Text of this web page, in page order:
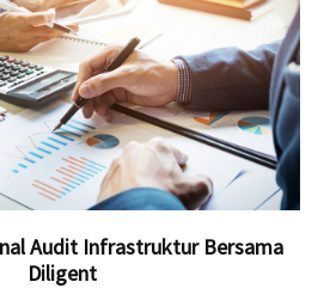
Audit Infrastruktur Bersama
Diligent